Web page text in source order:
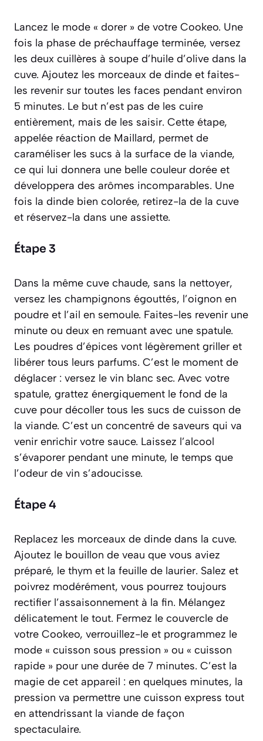
Lancez le mode « dorer » de votre Cookeo. Une
fois la phase de préchauffage terminée, versez
les deux cuillères à soupe d’huile d’olive dans la
cuve. Ajoutez les morceaux de dinde et faites-
les revenir sur toutes les faces pendant environ
5 minutes. Le but n’est pas de les cuire
entièrement, mais de les saisir. Cette étape,
appelée réaction de Maillard, permet de
caraméliser les sucs à la surface de la viande,
ce qui lui donnera une belle couleur dorée et
développera des arômes incomparables. Une
fois la dinde bien colorée, retirez-la de la cuve
et réservez-la dans une assiette.
Étape 3
Dans la même cuve chaude, sans la nettoyer,
versez les champignons égouttés, l’oignon en
poudre et l’ail en semoule. Faites-les revenir une
minute ou deux en remuant avec une spatule.
Les poudres d’épices vont légèrement griller et
libérer tous leurs parfums. C’est le moment de
déglacer : versez le vin blanc sec. Avec votre
spatule, grattez énergiquement le fond de la
cuve pour décoller tous les sucs de cuisson de
la viande. C’est un concentré de saveurs qui va
venir enrichir votre sauce. Laissez l’alcool
s’évaporer pendant une minute, le temps que
l’odeur de vin s’adoucisse.
Étape 4
Replacez les morceaux de dinde dans la cuve.
Ajoutez le bouillon de veau que vous aviez
préparé, le thym et la feuille de laurier. Salez et
poivrez modérément, vous pourrez toujours
rectifier l’assaisonnement à la fin. Mélangez
délicatement le tout. Fermez le couvercle de
votre Cookeo, verrouillez-le et programmez le
mode « cuisson sous pression » ou « cuisson
rapide » pour une durée de 7 minutes. C’est la
magie de cet appareil : en quelques minutes, la
pression va permettre une cuisson express tout
en attendrissant la viande de façon
spectaculaire.